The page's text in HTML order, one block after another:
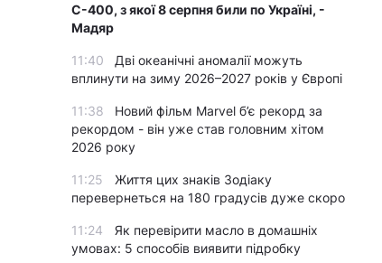
С-400, з якої 8 серпня били по Україні, -
Мадяр
11:40
Дві океанічні аномалії можуть
вплинути на зиму 2026–2027 років у Європі
11:38
Новий фільм Marvel б’є рекорд за
рекордом - він уже став головним хітом
2026 року
11:25
Життя цих знаків Зодіаку
перевернеться на 180 градусів дуже скоро
11:24
Як перевірити масло в домашніх
умовах: 5 способів виявити підробку